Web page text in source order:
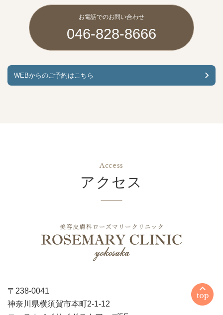
お電話でのお問い合わせ
046-828-8666
WEBからのご予約はこちら
Access
アクセス
〒238-0041
神奈川県横須賀市本町2-1-12
WEBからのご予約はこちら